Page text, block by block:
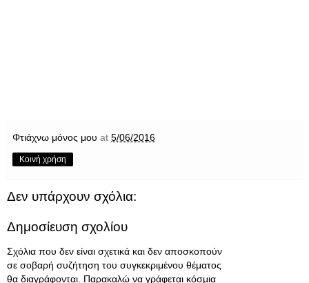
Φτιάχνω μόνος μου at 5/06/2016
Κοινή χρήση
Δεν υπάρχουν σχόλια:
Δημοσίευση σχολίου
Σχόλια που δεν είναι σχετικά και δεν αποσκοπούν
σε σοβαρή συζήτηση του συγκεκριμένου θέματος
θα διαγράφονται. Παρακαλώ να γράφεται κόσμια